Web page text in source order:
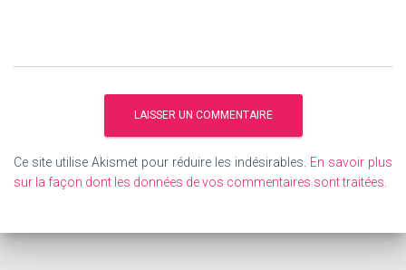
Ce site utilise Akismet pour réduire les indésirables. En savoir plus
sur la façon dont les données de vos commentaires sont traitées